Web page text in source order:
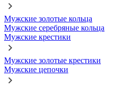
Мужские золотые кольца
Мужские серебряные кольца
Мужские крестики
Мужские золотые крестики
Мужские цепочки